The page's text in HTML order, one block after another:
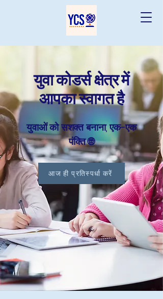
युवा कोडर्स क्षेत्र में
आपका स्वागत है
युवाओं को सशक्त बनाना, एक-एक
पंक्ति 🌐
आज ही प्रतिस्पर्धा करें